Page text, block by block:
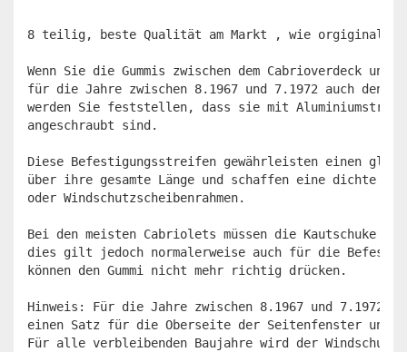
8 teilig, beste Qualität am Markt , wie orgiginal
Wenn Sie die Gummis zwischen dem Cabrioverdeck
für die Jahre zwischen 8.1967 und 7.1972 auch den
werden Sie feststellen, dass sie mit
angeschraubt sind.
Diese Befestigungsstreifen gewährleisten einen
über ihre gesamte Länge und schaffen eine dichte
oder Windschutzscheibenrahmen.
Bei den meisten Cabriolets müssen die Kautschuke
dies gilt jedoch normalerweise auch für die
können den Gummi nicht mehr richtig drücken.
Hinweis: Für die Jahre zwischen 8.1967 und 7.1972
einen Satz für die Oberseite der Seitenfenster und
Für alle verbleibenden Baujahre wird der